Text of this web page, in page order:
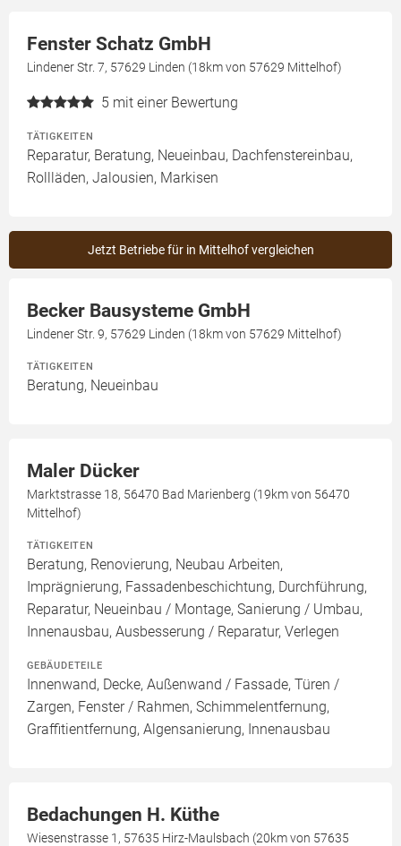
Fenster Schatz GmbH
Lindener Str. 7, 57629 Linden (18km von 57629 Mittelhof)
5 mit einer Bewertung
TÄTIGKEITEN
Reparatur, Beratung, Neueinbau, Dachfenstereinbau,
Rollläden, Jalousien, Markisen
Jetzt Betriebe für in Mittelhof vergleichen
Becker Bausysteme GmbH
Lindener Str. 9, 57629 Linden (18km von 57629 Mittelhof)
TÄTIGKEITEN
Beratung, Neueinbau
Maler Dücker
Marktstrasse 18, 56470 Bad Marienberg (19km von 56470
Mittelhof)
TÄTIGKEITEN
Beratung, Renovierung, Neubau Arbeiten,
Imprägnierung, Fassadenbeschichtung, Durchführung,
Reparatur, Neueinbau / Montage, Sanierung / Umbau,
Innenausbau, Ausbesserung / Reparatur, Verlegen
GEBÄUDETEILE
Innenwand, Decke, Außenwand / Fassade, Türen /
Zargen, Fenster / Rahmen, Schimmelentfernung,
Graffitientfernung, Algensanierung, Innenausbau
Bedachungen H. Küthe
Wiesenstrasse 1, 57635 Hirz-Maulsbach (20km von 57635